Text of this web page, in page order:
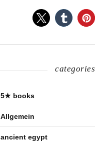
categories
5★ books
Allgemein
ancient egypt